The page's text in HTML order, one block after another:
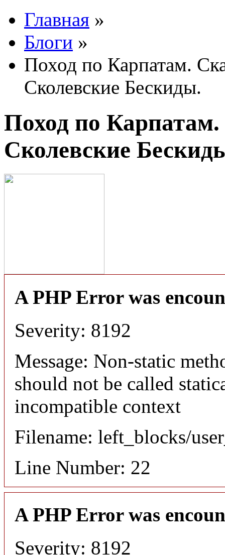
Главная »
Блоги »
Поход по Карпатам.
Сколевские Бескиды.
Поход по
Сколевские
A PHP Error was
Severity: 8192
Message: Non-static
should not be called
incompatible context
Filename: left_blocks/
Line Number: 22
A PHP Error was
Severity: 8192